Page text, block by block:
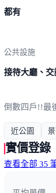
都有
公共設施
接待大廳、
倒數四戶!!最
近公園
實價登錄
查看全部 35